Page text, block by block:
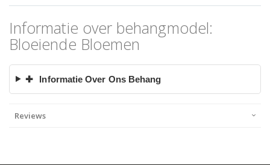
Informatie over behangmodel:
Bloeiende Bloemen
✚ Informatie Over Ons Behang
Reviews